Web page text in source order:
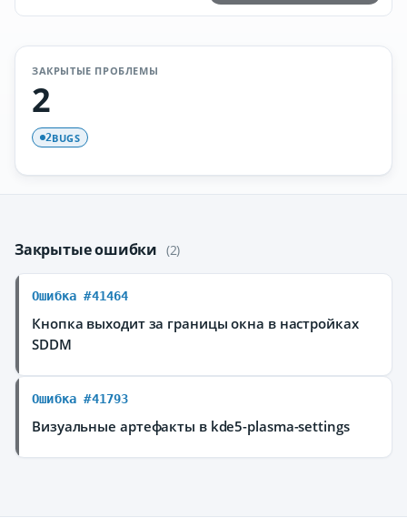
ЗАКРЫТЫЕ ПРОБЛЕМЫ
2
2BUGS
Закрытые ошибки (2)
Ошибка #41464
Кнопка выходит за границы окна в настройках
SDDM
Ошибка #41793
Визуальные артефакты в kde5-plasma-settings